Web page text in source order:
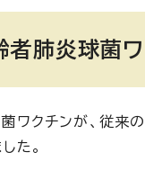
肺炎球菌ワ
クチンが、従来
た。